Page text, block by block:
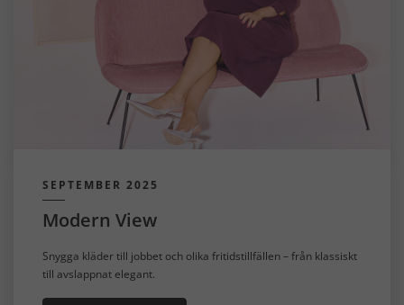
SEPTEMBER 2025
Modern View
Snygga kläder till jobbet och olika fritidstillfällen – från klassiskt
till avslappnat elegant.